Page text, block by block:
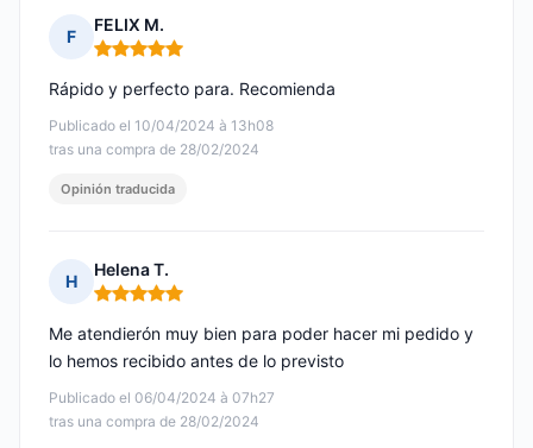
F
FELIX M.
Nota: 5 de 5
Publicado el 10/04/2024 à 13h08
tras una compra de 28/02/2024
Rápido y perfecto para. Recomienda
Opinión traducida
H
Helena T.
Nota: 5 de 5
Publicado el 06/04/2024 à 07h27
tras una compra de 28/02/2024
Me atendierón muy bien para poder hacer mi pedido y
lo hemos recibido antes de lo previsto